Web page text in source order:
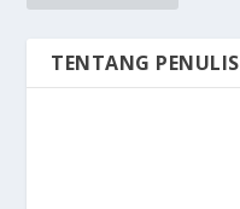
TENTANG PENULIS